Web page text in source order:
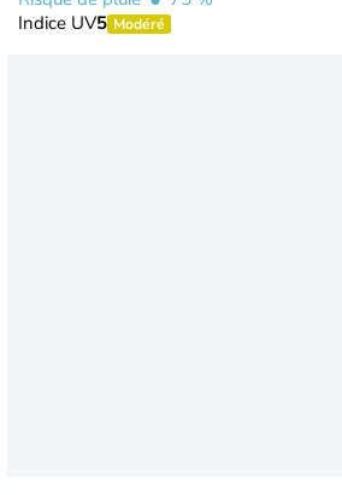
Indice UV5 Modéré